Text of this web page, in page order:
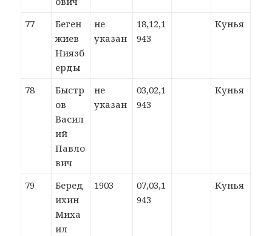
77
Беген
жиев
Ниязб
ерды
не
указан
18,12,1
943
Кунья
78
Быстр
ов
Васил
ий
Павло
вич
не
указан
03,02,1
943
Кунья
79
Беред
ихин
Миха
ил
1903
07,03,1
943
Кунья